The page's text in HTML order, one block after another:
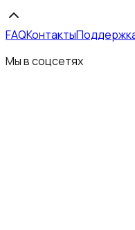
FAQКонтакты
Мы в соцсетях